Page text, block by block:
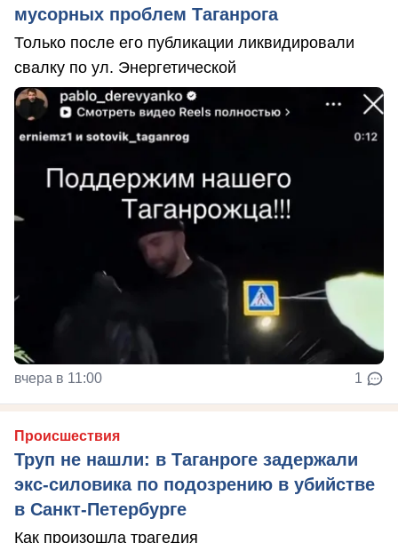
мусорных проблем Таганрога
Только после его публикации ликвидировали
свалку по ул. Энергетической
вчера в 11:00 1
Происшествия
Труп не нашли: в Таганроге задержали
экс-силовика по подозрению в убийстве
в Санкт-Петербурге
Как произошла трагедия